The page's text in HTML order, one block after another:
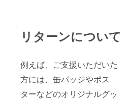
リターンについて
例えば、ご支援いただいた
方には、缶バッジやポス
ターなどのオリジナルグッ